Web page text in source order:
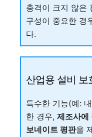
충격이 크지 않은
구성이 중요한 경
다.
산업용 설비 보
특수한 기능(예:
한 경우, 제조사에
보네이트 평판을